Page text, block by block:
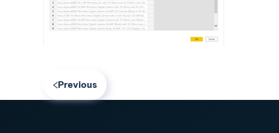
Previous